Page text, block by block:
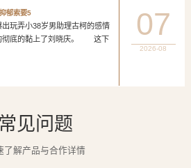
郁索要5
弄小38岁男助理古柯的感情
彻底的黏上了刘晓庆。 这下
07
2026-08
常见问题
了解产品与合作详情